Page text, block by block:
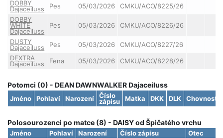
DOBBY
Dajaceiluss Pes 05/03/2026
CMKU/ACO/8225/26
DOBBY
WHITE
Dajaceiluss
Pes 05/03/2026 CMKU/ACO/8226/26
DUSTY
Dajaceiluss Pes 05/03/2026
CMKU/ACO/8227/26
DEXTRA
Dajaceiluss Fena 05/03/2026 CMKU/ACO/8228/26
Potomci (0) - DEAN DAWNWALKER Dajaceiluss
Jméno Pohlaví Narození Číslo
zápisu Matka DKK DLK Chovnost
Polosourozenci po matce (8) - DAISY od Špičatého vrchu
Jméno Pohlaví Narození Číslo zápisu
Otec